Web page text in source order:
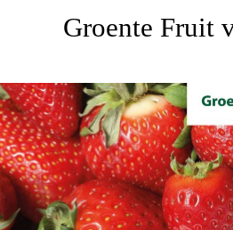
Groente Fruit